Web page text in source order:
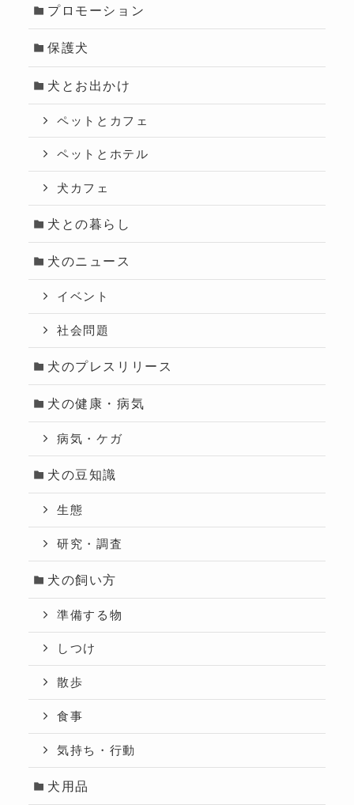
プロモーション
保護犬
犬とお出かけ
ペットとカフェ
ペットとホテル
犬カフェ
犬との暮らし
犬のニュース
イベント
社会問題
犬のプレスリリース
犬の健康・病気
病気・ケガ
犬の豆知識
生態
研究・調査
犬の飼い方
準備する物
しつけ
散歩
食事
気持ち・行動
犬用品